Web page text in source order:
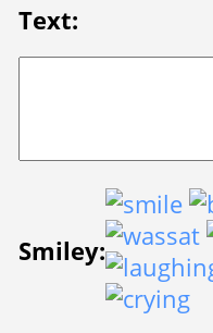
Text:
Smiley: